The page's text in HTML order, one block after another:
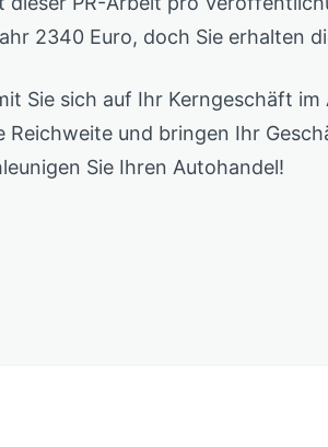
2340 Euro, doch Sie erhalten
Sie sich auf Ihr Kerngeschäft
und bringen Ihr
Sie Ihren Autohandel!